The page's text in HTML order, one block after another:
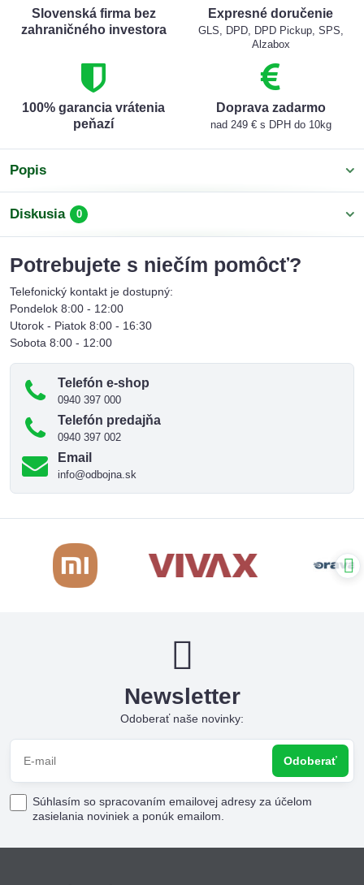
Slovenská firma bez
zahraničného investora
Expresné doručenie
GLS, DPD, DPD Pickup, SPS,
Alzabox
100% garancia vrátenia
peňazí
Doprava zadarmo
nad 249 € s DPH do 10kg
Popis
Diskusia 0
Potrebujete s niečím pomôcť?
Telefonický kontakt je dostupný:
Pondelok 8:00 - 12:00
Utorok - Piatok 8:00 - 16:30
Sobota 8:00 - 12:00
Telefón e-shop
0940 397 000
Telefón predajňa
0940 397 002
Email
info@odbojna.sk
Newsletter
Odoberať naše novinky:
Odoberať
Súhlasím so spracovaním emailovej adresy za účelom
zasielania noviniek a ponúk emailom.